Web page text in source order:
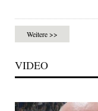
Weitere >>
VIDEO